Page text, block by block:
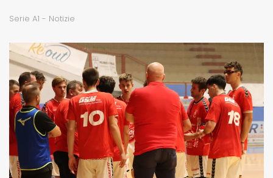
Serie A1 - Notizie